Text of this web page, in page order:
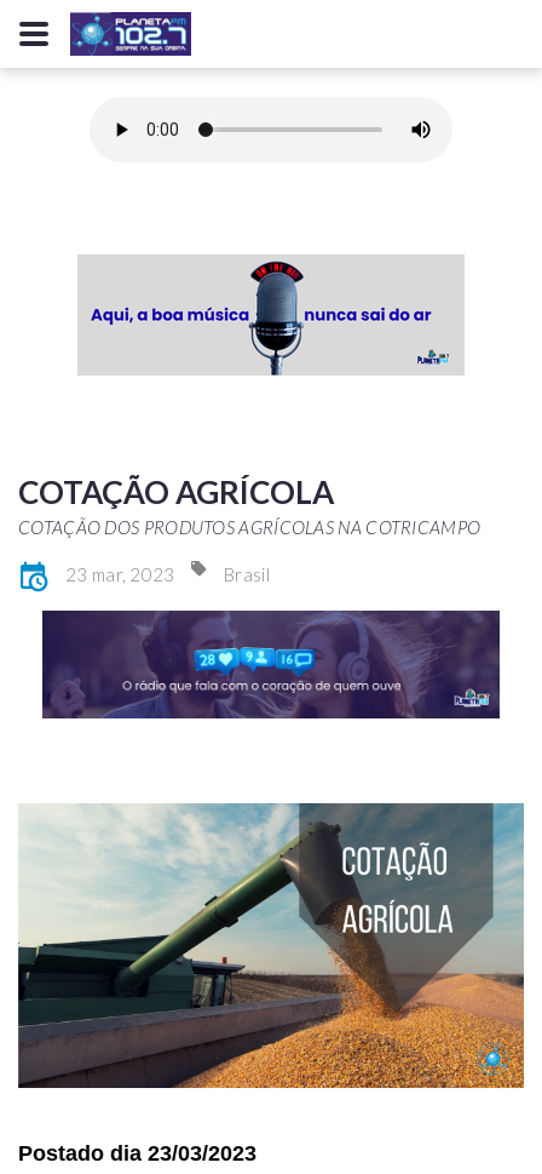
COTAÇÃO AGRÍCOLA
COTAÇÃO DOS PRODUTOS AGRÍCOLAS NA COTRICAMPO
23 mar, 2023 Brasil
Postado dia 23/03/2023